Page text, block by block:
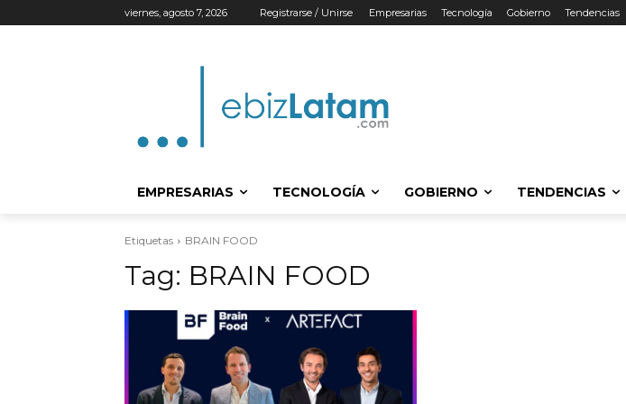
viernes, agosto 7, 2026 Registrarse / Unirse Empresarias Tecnología Gobierno Tendencias
EMPRESARIAS TECNOLOGÍA GOBIERNO TENDENCIAS
Etiquetas BRAIN FOOD
Tag: BRAIN FOOD